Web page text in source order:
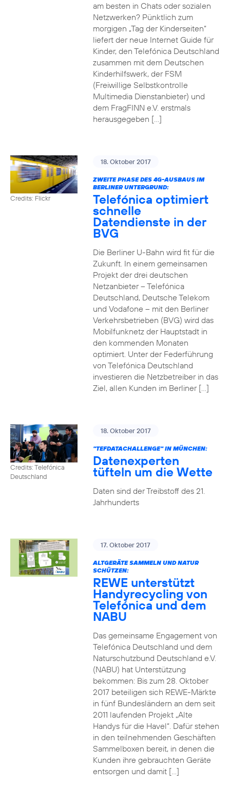
am besten in Chats oder sozialen
Netzwerken? Pünktlich zum
morgigen „Tag der Kinderseiten“
liefert der neue Internet Guide für
Kinder, den Telefónica Deutschland
zusammen mit dem Deutschen
Kinderhilfswerk, der FSM
(Freiwillige Selbstkontrolle
Multimedia Dienstanbieter) und
dem FragFINN e.V. erstmals
herausgegeben […]
Credits: Flickr
18. Oktober 2017
ZWEITE PHASE DES 4G-AUSBAUS IM
BERLINER UNTERGRUND:
Telefónica optimiert
schnelle
Datendienste in der
BVG
Die Berliner U-Bahn wird fit für die
Zukunft. In einem gemeinsamen
Projekt der drei deutschen
Netzanbieter – Telefónica
Deutschland, Deutsche Telekom
und Vodafone – mit den Berliner
Verkehrsbetrieben (BVG) wird das
Mobilfunknetz der Hauptstadt in
den kommenden Monaten
optimiert. Unter der Federführung
von Telefónica Deutschland
investieren die Netzbetreiber in das
Ziel, allen Kunden im Berliner […]
Credits: Telefónica
Deutschland
18. Oktober 2017
"TEFDATACHALLENGE" IN MÜNCHEN:
Datenexperten
tüfteln um die Wette
Daten sind der Treibstoff des 21.
Jahrhunderts
17. Oktober 2017
ALTGERÄTE SAMMELN UND NATUR
SCHÜTZEN:
REWE unterstützt
Handyrecycling von
Telefónica und dem
NABU
Das gemeinsame Engagement von
Telefónica Deutschland und dem
Naturschutzbund Deutschland e.V.
(NABU) hat Unterstützung
bekommen: Bis zum 28. Oktober
2017 beteiligen sich REWE-Märkte
in fünf Bundesländern an dem seit
2011 laufenden Projekt „Alte
Handys für die Havel“. Dafür stehen
in den teilnehmenden Geschäften
Sammelboxen bereit, in denen die
Kunden ihre gebrauchten Geräte
entsorgen und damit […]